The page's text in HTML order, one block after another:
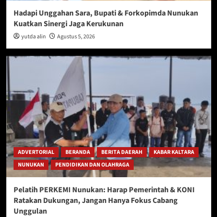
Hadapi Unggahan Sara, Bupati & Forkopimda Nunukan
Kuatkan Sinergi Jaga Kerukunan
yutda alin Agustus 5, 2026
ADVERTORIAL BERANDA BERITA DAERAH
KABAR KALTARA
NUNUKAN
PENDIDIKAN DAN OLAHRAGA
Pelatih PERKEMI Nunukan: Harap Pemerintah & KONI
Ratakan Dukungan, Jangan Hanya Fokus Cabang
Unggulan